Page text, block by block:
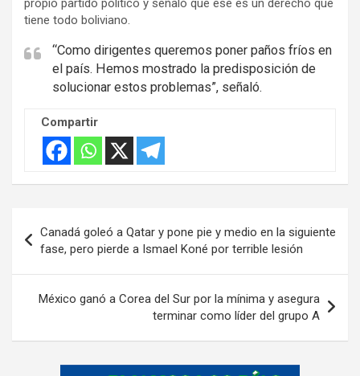
propio partido político y señaló que ese es un derecho que
tiene todo boliviano.
“Como dirigentes queremos poner paños fríos en
el país. Hemos mostrado la predisposición de
solucionar estos problemas”, señaló.
Compartir
de
entradas
Canadá goleó a Qatar y pone pie y medio en la siguiente
fase, pero pierde a Ismael Koné por terrible lesión
México ganó a Corea del Sur por la mínima y asegura
terminar como líder del grupo A